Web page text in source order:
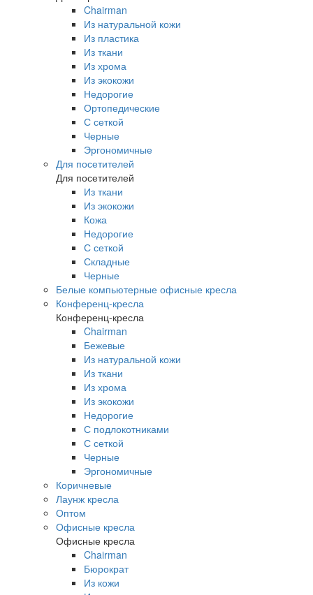
Chairman
Из натуральной кожи
Из пластика
Из ткани
Из хрома
Из экокожи
Недорогие
Ортопедические
С сеткой
Черные
Эргономичные
Для посетителей
Для посетителей
Из ткани
Из экокожи
Кожа
Недорогие
С сеткой
Складные
Черные
Белые компьютерные офисные кресла
Конференц-кресла
Конференц-кресла
Chairman
Бежевые
Из натуральной кожи
Из ткани
Из хрома
Из экокожи
Недорогие
С подлокотниками
С сеткой
Черные
Эргономичные
Коричневые
Лаунж кресла
Оптом
Офисные кресла
Офисные кресла
Chairman
Бюрократ
Из кожи